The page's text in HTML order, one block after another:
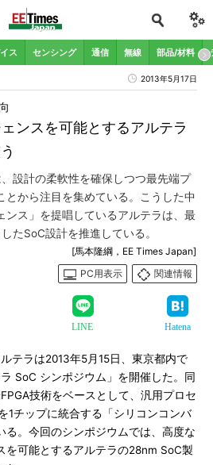
ス センシング 通信 無線 部品/材料
2013年5月17日
ンスを可能とするアルテラ
設計の柔軟性を確保しつつ最先端プ
とから注目を集めている。こうした中
ンス」を提唱しているアルテラは、最
たSoC設計を推進している。
[馬本隆綱，EE Times Japan]
PC用表示
関連情報
LINE Hatena
テラは2013年5月15日、東京都内で
ラ SoC シンポジウム」を開催した。同
技術をベースとして、汎用プロセ
1チップに統合する「シリコンコンバ
る。今回のシンポジウムでは、高度な
を可能とするアルテラの28nm SoC製